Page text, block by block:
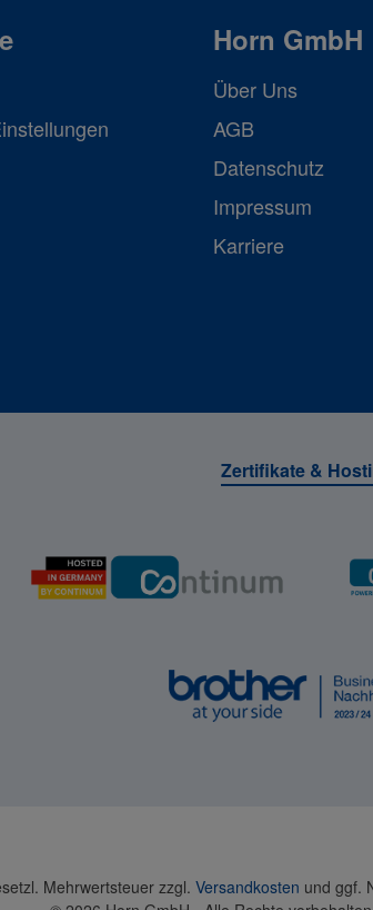
Horn GmbH
Über Uns
AGB
Datenschutz
Impressum
Karriere
Zertifikate &
Mehrwertsteuer zzgl. Versandkosten und ggf.